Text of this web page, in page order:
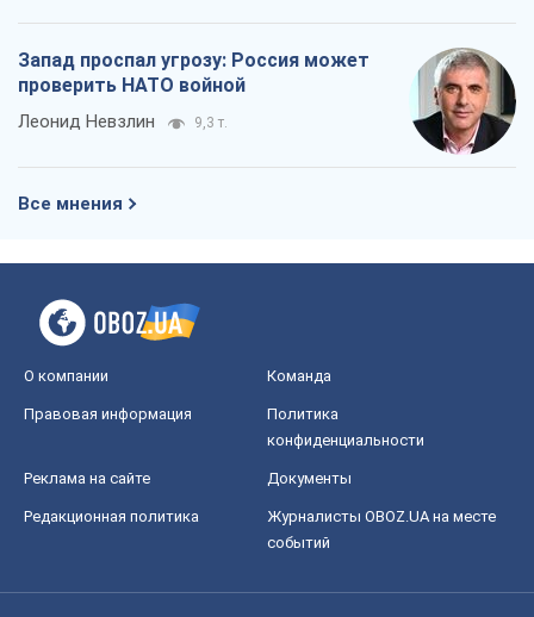
Запад проспал угрозу: Россия может
проверить НАТО войной
Леонид Невзлин 9,3 т.
Все мнения
О компании Команда
Правовая информация
Политика
конфиденциальности
Реклама на сайте Документы
Редакционная политика
Журналисты OBOZ.UA на месте
событий